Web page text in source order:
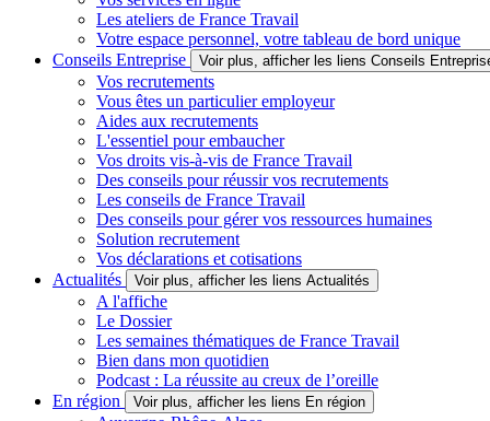
Les ateliers de France Travail
Votre espace personnel, votre tableau de bord unique
Conseils Entreprise
Voir plus, afficher les liens Conseils
Vos recrutements
Vous êtes un particulier employeur
Aides aux recrutements
L'essentiel pour embaucher
Vos droits vis-à-vis de France Travail
Des conseils pour réussir vos recrutements
Les conseils de France Travail
Des conseils pour gérer vos ressources humaines
Solution recrutement
Vos déclarations et cotisations
Actualités
Voir plus, afficher les liens Actualités
A l'affiche
Le Dossier
Les semaines thématiques de France Travail
Bien dans mon quotidien
Podcast : La réussite au creux de l’oreille
En région
Voir plus, afficher les liens En région